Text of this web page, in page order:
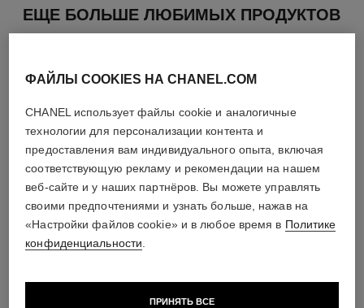
ЕЩЕ БОЛЬШЕ ЛЮБИМЫХ ПРОДУКТОВ
Очищающий Гель Для Лица
Парфюмерная Вода-спрей
ФАЙЛЫ COOKIES НА CHANEL.COM
CHANEL использует файлы cookie и аналогичные
технологии для персонализации контента и
предоставления вам индивидуального опыта, включая
соответствующую рекламу и рекомендации на нашем
веб-сайте и у наших партнёров. Вы можете управлять
своими предпочтениями и узнать больше, нажав на
«Настройки файлов cookie» и в любое время в Политике
конфиденциальности
ПРИНЯТЬ ВСЕ